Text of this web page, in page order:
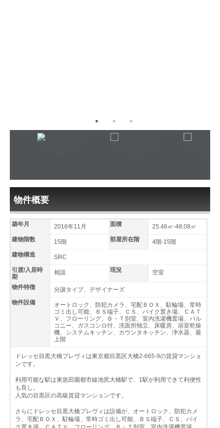
物件概要
築年月 2016年11月 面積
25.46㎡-48.08㎡
建物階数
15階 部屋所在階
4階-15階
建物構造
SRC
引渡/入居時
期
相談 現況 空室
物件特徴
分譲タイプ、デザイナーズ
物件設備
オートロック、防犯カメラ、宅配ＢＯＸ、駐輪場、常時
ゴミ出し可能、ＢＳ端子、ＣＳ、バイク置き場、ＣＡＴ
Ｖ、フローリング、Ｂ・Ｔ別室、室内洗濯機置場、バル
コニー、ガスコンロ付、洗面所独立、床暖房、浴室乾燥
機、システムキッチン、カウンタキッチン、浄水器、最
上階
ドレッセ目黒大橋プレヴィは東京都目黒区大橋2-665-9の賃貸マンショ
ンです。
利用可能な駅は東急田園都市線池尻大橋駅で、1駅が利用できて利便性
も良し。
人気の目黒区の高級賃貸マンションです。
さらにドレッセ目黒大橋プレヴィは設備が、オートロック、防犯カメ
ラ、宅配ＢＯＸ、駐輪場、常時ゴミ出し可能、ＢＳ端子、ＣＳ、バイ